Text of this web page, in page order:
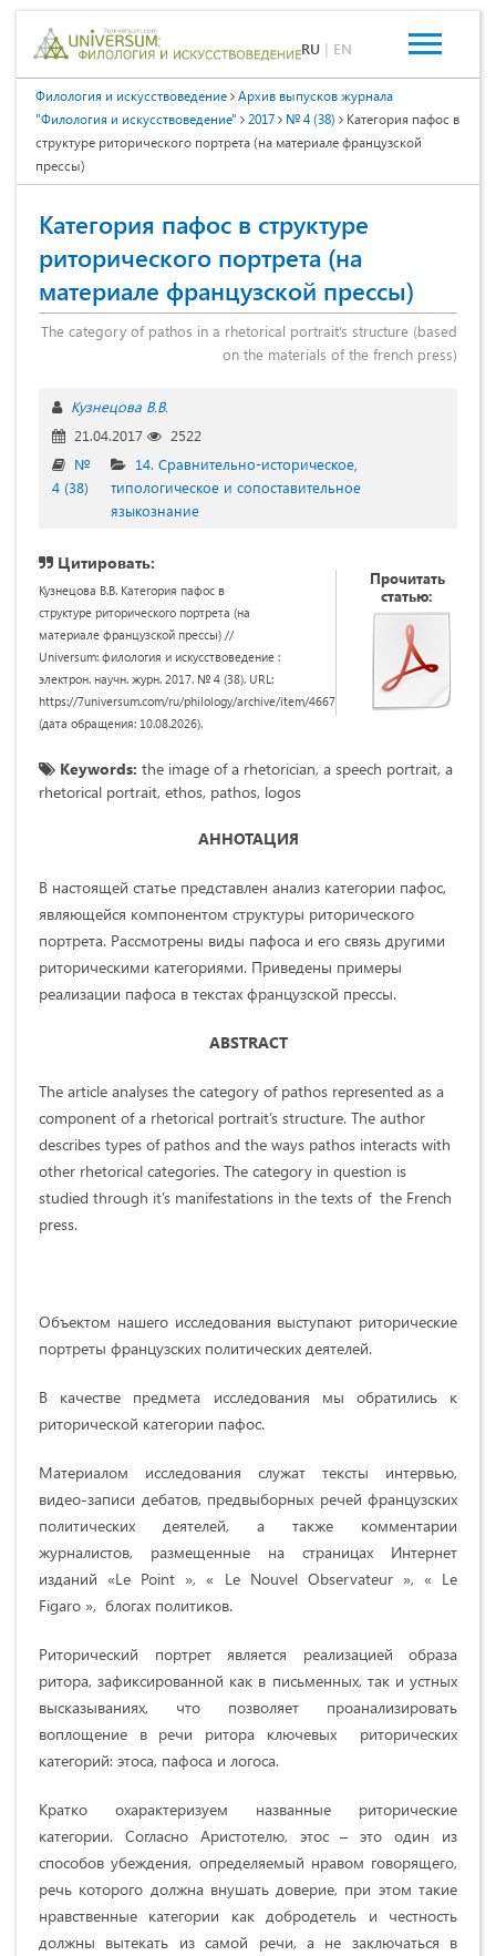
RU | EN
Филология и искусствоведение
Архив выпусков журнала
"Филология и искусствоведение"
2017 № 4 (38)
Категория пафос в
структуре риторического портрета (на материале французской
прессы)
Категория пафос в структуре
риторического портрета (на
материале французской прессы)
The category of pathos in a rhetorical portrait’s structure (based
on the materials of the french press)
Кузнецова В.В.
21.04.2017
2522
№
4 (38)
14. Сравнительно-историческое,
типологическое и сопоставительное
языкознание
Цитировать:
Кузнецова В.В. Категория пафос в
структуре риторического портрета (на
материале французской прессы) //
Universum: филология и искусствоведение :
электрон. научн. журн. 2017. № 4 (38). URL:
https://7universum.com/ru/philology/archive/item/4667
(дата обращения: 10.08.2026).
Прочитать
статью:
Keywords: the image of a rhetorician, a speech portrait, a
rhetorical portrait, ethos, pathos, logos
АННОТАЦИЯ
В настоящей статье представлен анализ категории пафос,
являющейся компонентом структуры риторического
портрета. Рассмотрены виды пафоса и его связь другими
риторическими категориями. Приведены примеры
реализации пафоса в текстах французской прессы.
ABSTRACT
The article analyses the category of pathos represented as a
component of a rhetorical portrait’s structure. The author
describes types of pathos and the ways pathos interacts with
other rhetorical categories. The category in question is
studied through it’s manifestations in the texts of the French
press.
Объектом нашего исследования выступают риторические
портреты французских политических деятелей.
В качестве предмета исследования мы обратились к
риторической категории пафос.
Материалом исследования служат тексты интервью,
видео-записи дебатов, предвыборных речей французских
политических деятелей, а также комментарии
журналистов, размещенные на страницах Интернет
изданий «Le Point », « Le Nouvel Observateur », « Le
Figaro », блогах политиков.
Риторический портрет является реализацией образа
ритора, зафиксированной как в письменных, так и устных
высказываниях, что позволяет проанализировать
воплощение в речи ритора ключевых риторических
категорий: этоса, пафоса и логоса.
Кратко охарактеризуем названные риторические
категории. Согласно Аристотелю, этос – это один из
способов убеждения, определяемый нравом говорящего,
речь которого должна внушать доверие, при этом такие
нравственные категории как добродетель и честность
должны вытекать из самой речи, а не заключаться в